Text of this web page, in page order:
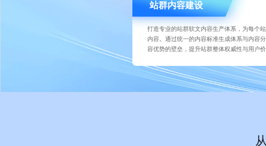
站群内容建设
打造专业的站群软文内容生产体系，为每个
内容。通过统一的内容标准生成体系与内容
容优势的壁垒，提升站群整体权威性与用户